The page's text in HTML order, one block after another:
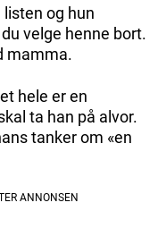
og hun
velge henne bort.
mamma.
hele er en
ta han på alvor.
tanker om «en